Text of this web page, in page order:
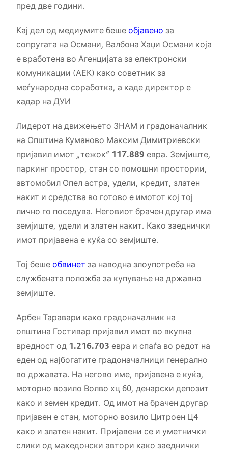
пред две години.
Кај дел од медиумите беше објавено за
сопругата на Османи, Валбона Хаџи Османи која
е вработена во Агенцијата за електронски
комуникации (АЕК) како советник за
меѓународна соработка, а каде директор е
кадар на ДУИ
Лидерот на движењето ЗНАМ и градоначалник
на Општина Куманово Максим Димитриевски
пријавил имот „тежок“ 117.889 евра. Земјиште,
паркинг простор, стан со помошни простории,
автомобил Опел астра, удели, кредит, златен
накит и средства во готово е имотот кој тој
лично го поседува. Неговиот брачен другар има
земјиште, удели и златен накит. Како заеднички
имот пријавена е куќа со земјиште.
Тој беше обвинет за наводна злоупотреба на
службената положба за купување на државно
земјиште.
Арбен Таравари како градоначалник на
општина Гостивар пријавил имот во вкупна
вредност од 1.216.703 евра и спаѓа во редот на
еден од најбогатите градоначалници генерално
во државата. На негово име, пријавена е куќа,
моторно возило Волво хц 60, денарски депозит
како и земен кредит. Од имот на брачен другар
пријавен е стан, моторно возило Цитроен Ц4
како и златен накит. Пријавени се и уметнички
слики од македонски автори како заеднички